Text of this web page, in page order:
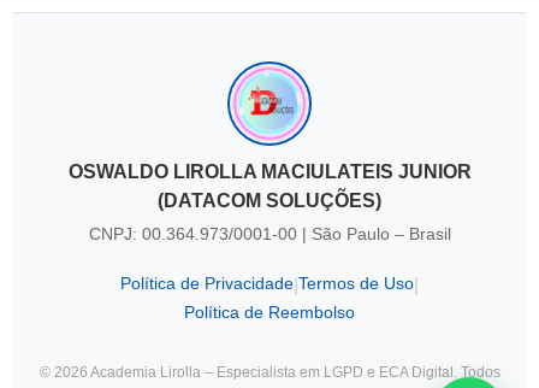
OSWALDO LIROLLA MACIULATEIS JUNIOR
(DATACOM SOLUÇÕES)
CNPJ: 00.364.973/0001-00 | São Paulo – Brasil
Política de Privacidade Termos de Uso
Política de Reembolso
© 2026 Academia Lirolla – Especialista em LGPD e ECA Digital. Todos